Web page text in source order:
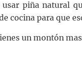
usar piña natural
cocina para que
un montón